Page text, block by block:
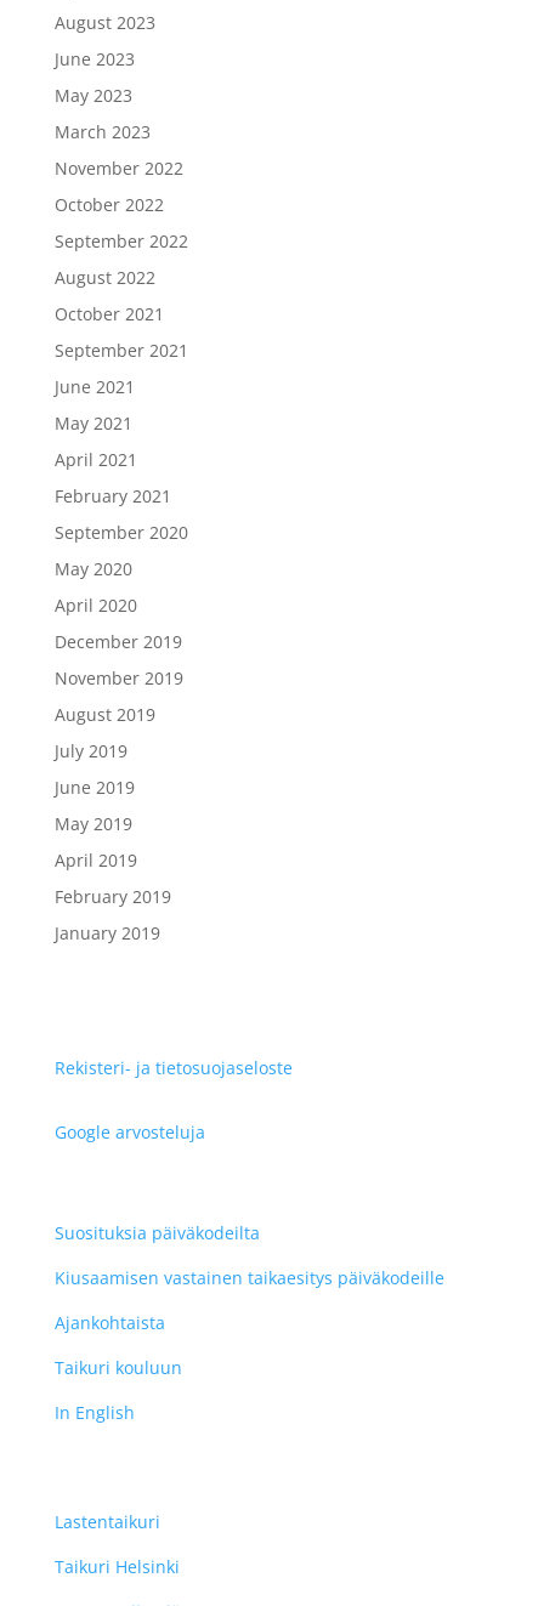
August 2023
June 2023
May 2023
March 2023
November 2022
October 2022
September 2022
August 2022
October 2021
September 2021
June 2021
May 2021
April 2021
February 2021
September 2020
May 2020
April 2020
December 2019
November 2019
August 2019
July 2019
June 2019
May 2019
April 2019
February 2019
January 2019
Rekisteri- ja tietosuojaseloste
Google arvosteluja
Suosituksia päiväkodeilta
Kiusaamisen vastainen taikaesitys päiväkodeille
Ajankohtaista
Taikuri kouluun
In English
Lastentaikuri
Taikuri Helsinki